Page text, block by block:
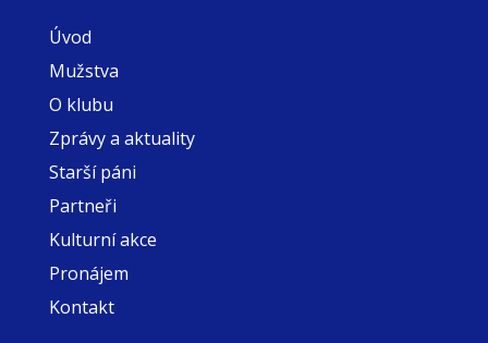
Úvod
Mužstva
O klubu
Zprávy a aktuality
Starší páni
Partneři
Kulturní akce
Pronájem
Kontakt